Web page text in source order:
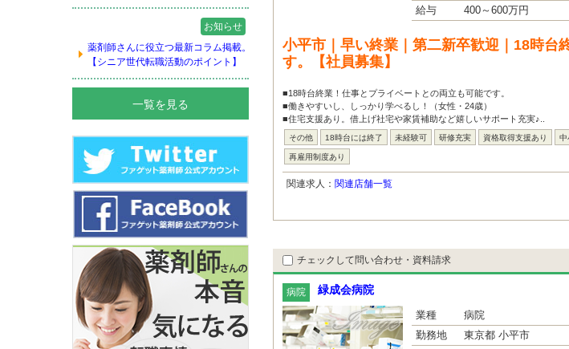
お知らせ
薬剤師さんに役立つ最新コラム掲載。
【シニア世代転職活動のポイント】
一覧を見る
給与
400～600万円
小平市｜早い終業｜第二新卒歓迎｜18時台
す。【社員募集】
■18時台終業！仕事とプライベートとの両立も可能です。
■働きやすいし、しっかり学べるし！（女性・24歳）
■住宅支援あり。借上げ社宅や家賃補助など嬉しいサポート充実♪..
その他 18時台には終了 未経験可 研修充実 資格取得支援あり 中
再雇用制度あり
関連求人： 関連店舗一覧
チェックして問い合わせ・資料請求
病院 緑成会病院
業種
病院
勤務地
東京都 小平市